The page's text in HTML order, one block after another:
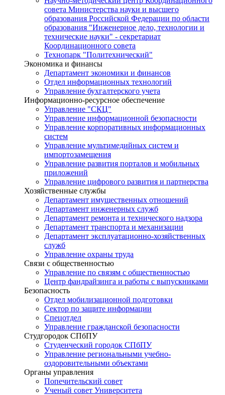
совета Министерства науки и высшего
образования Российской Федерации по области
образования "Инженерное дело, технологии и
технические науки" - секретариат
Координационного совета
Технопарк "Политехнический"
Экономика и финансы
Департамент экономики и финансов
Отдел информационных технологий
Управление бухгалтерского учета
Информационно-ресурсное обеспечение
Управление "СКЦ"
Управление информационной безопасности
Управление корпоративных информационных
систем
Управление мультимедийных систем и
импортозамещения
Управление развития порталов и мобильных
приложений
Управление цифрового развития и партнерства
Хозяйственные службы
Департамент имущественных отношений
Департамент инженерных служб
Департамент ремонта и технического надзора
Департамент транспорта и механизации
Департамент эксплуатационно-хозяйственных
служб
Управление охраны труда
Связи с общественностью
Управление по связям с общественностью
Центр фандрайзинга и работы с выпускниками
Безопасность
Отдел мобилизационной подготовки
Сектор по защите информации
Спецотдел
Управление гражданской безопасности
Студгородок СПбПУ
Студенческий городок СПбПУ
Управление региональными учебно-
оздоровительными объектами
Органы управления
Попечительский совет
Ученый совет Университета